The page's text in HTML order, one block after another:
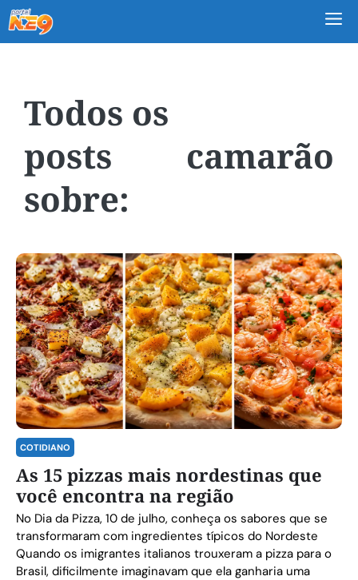
camarão
COTIDIANO
As 15 pizzas mais nordestinas que
você encontra na região
No Dia da Pizza, 10 de julho, conheça os sabores que se
transformaram com ingredientes típicos do Nordeste
Quando os imigrantes italianos trouxeram a pizza para o
Brasil, dificilmente imaginavam que ela ganharia uma